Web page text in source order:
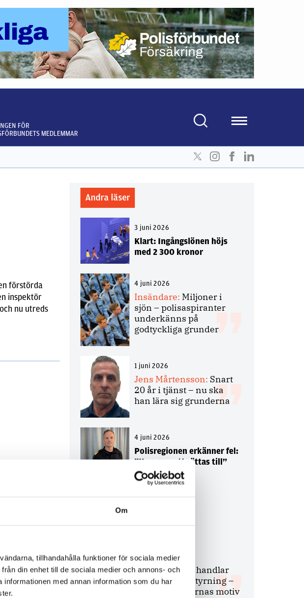
Om
tillhandahålla funktioner för sociala medier
din enhet till de sociala medier och annons- och
med annan information som du har
FÖR
MEDLEMMAR
förstörda
inspektör
nu utreds
Andra läser
3 juni 2026
Klart: Ingångslönen höjs
med 2 300 kronor
4 juni 2026
Insändare: Miljoner i
sjön – polisaspiranter
underkänns på
godtyckliga grunder
1 juni 2026
Jens Mårtensson: Snart
20 år i tjänst – nu ska
han lära sig grunderna
4 juni 2026
Polisregionen erkänner fel:
”Kommer att rättas till”
Debatt
9 juli 2026
Slutreplik:Det handlar
om kunskapsstyrning –
inte om forskarnas motiv